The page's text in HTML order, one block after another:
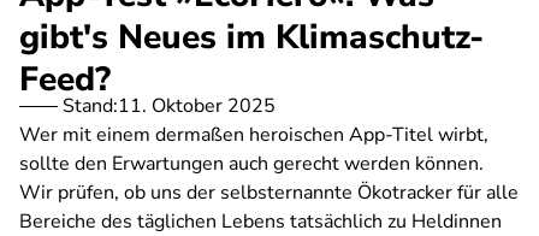
gibt's Neues im Klimaschutz-
Feed?
Stand:11. Oktober 2025
Wer mit einem dermaßen heroischen App-Titel wirbt,
sollte den Erwartungen auch gerecht werden können.
Wir prüfen, ob uns der selbsternannte Ökotracker für alle
Bereiche des täglichen Lebens tatsächlich zu Heldinnen